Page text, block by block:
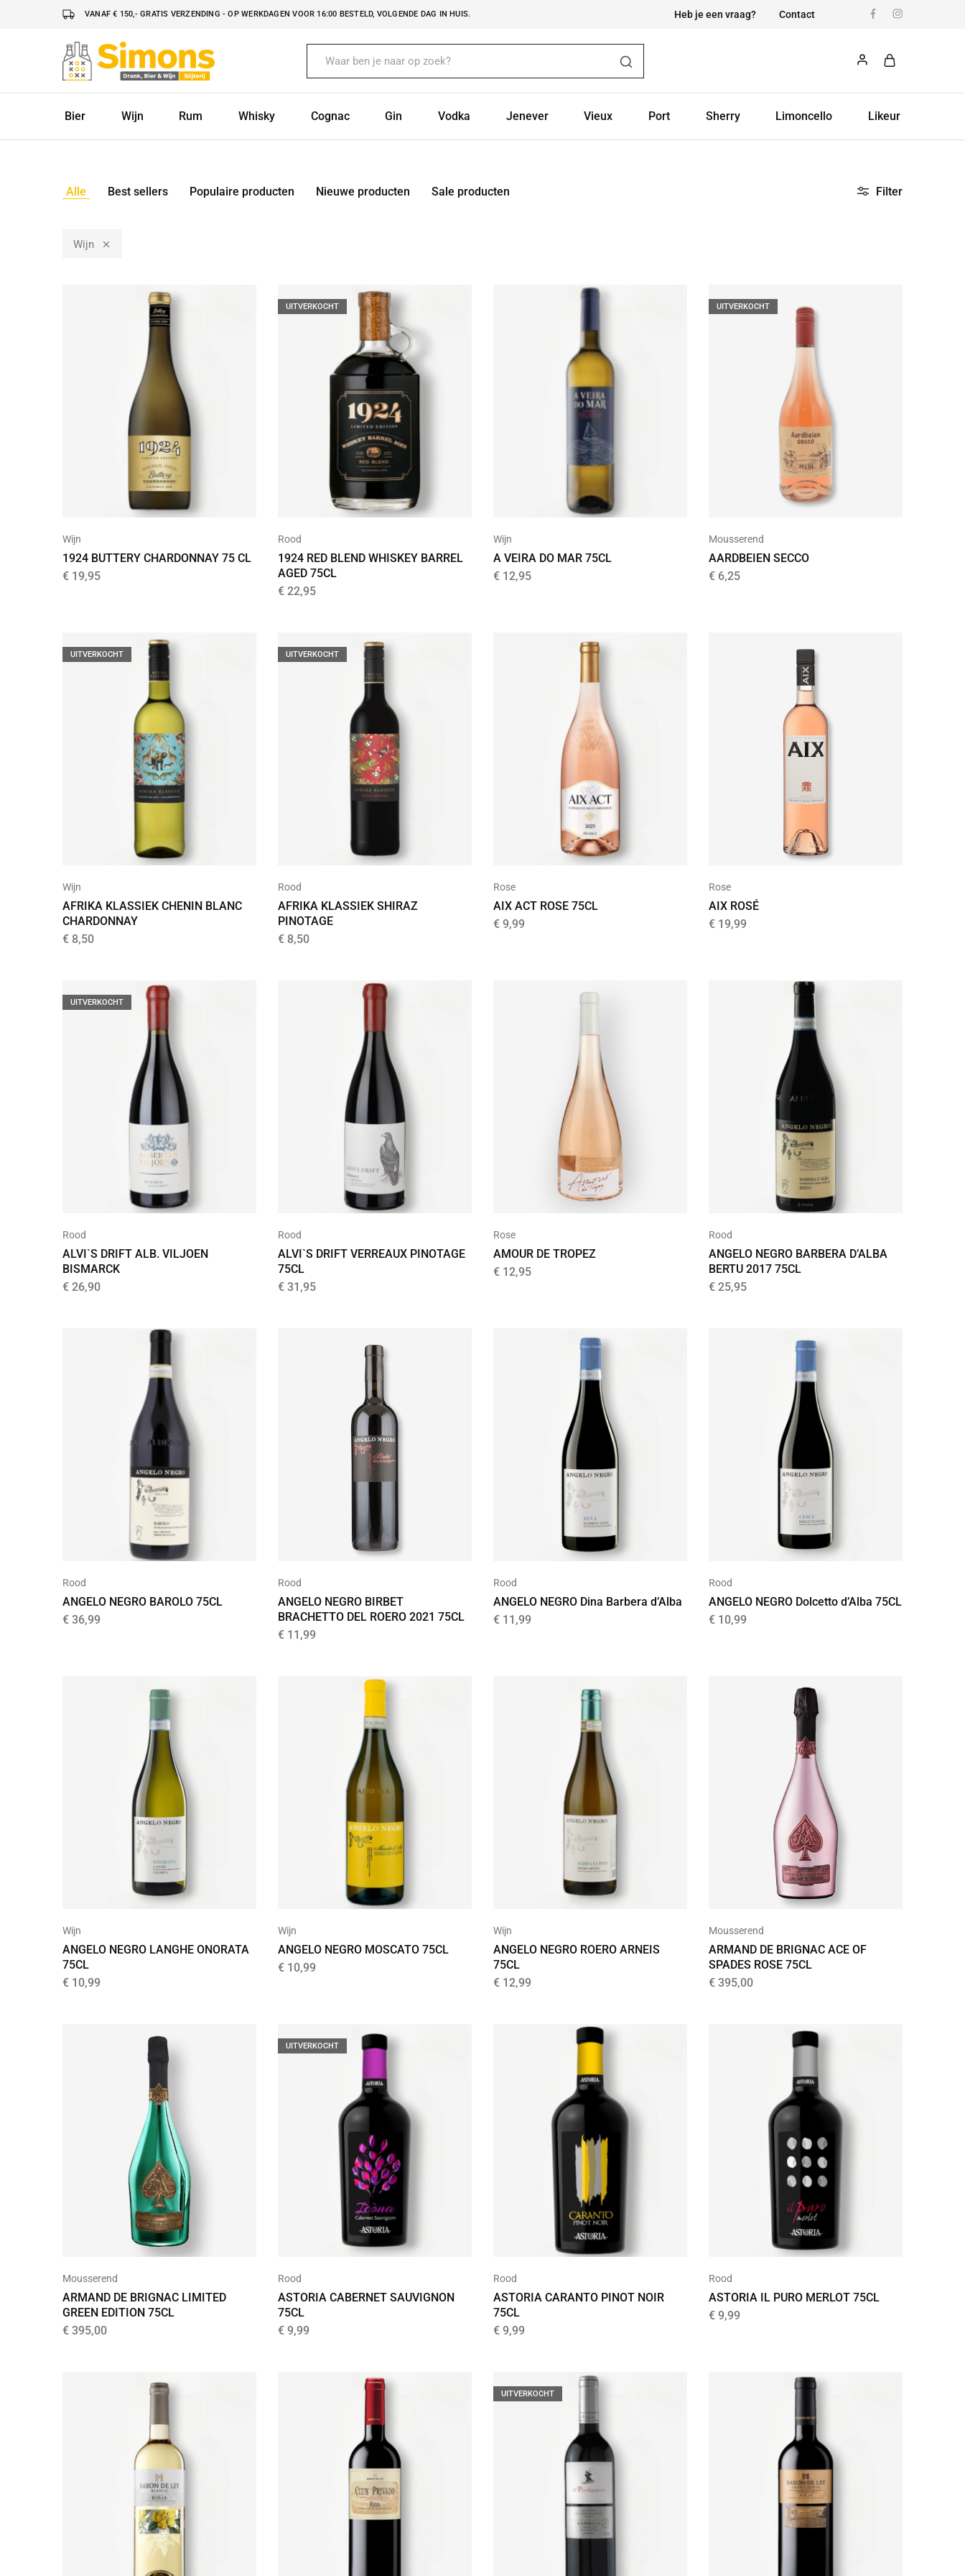
VANAF € 150,- GRATIS VERZENDING - OP WERKDAGEN VOOR 16:00 BESTELD, VOLGENDE DAG IN HUIS. Heb je een vraag? Contact
Simonsdrank.nl
Drank,
Bier
Bier
Wijn Rum Whisky Cognac Gin Vodka Jenever Vieux Port Sherry Limoncello Likeur
Alle Best sellers Populaire producten Nieuwe producten Sale producten Filter
Wijn
Wijn
1924 BUTTERY CHARDONNAY 75 CL
€ 19,95
UITVERKOCHT
Rood
1924 RED BLEND WHISKEY BARREL
AGED 75CL
€ 22,95
Wijn
A VEIRA DO MAR 75CL
€ 12,95
UITVERKOCHT
Mousserend
AARDBEIEN SECCO
€ 6,25
UITVERKOCHT
Wijn
AFRIKA KLASSIEK CHENIN BLANC
CHARDONNAY
€ 8,50
UITVERKOCHT
Rood
AFRIKA KLASSIEK SHIRAZ
PINOTAGE
€ 8,50
Rose
AIX ACT ROSE 75CL
€ 9,99
Rose
AIX ROSÉ
€ 19,99
UITVERKOCHT
Rood
ALVI`S DRIFT ALB. VILJOEN
BISMARCK
€ 26,90
Rood
ALVI`S DRIFT VERREAUX PINOTAGE
75CL
€ 31,95
Rose
AMOUR DE TROPEZ
€ 12,95
Rood
ANGELO NEGRO BARBERA D’ALBA
BERTU 2017 75CL
€ 25,95
Rood
ANGELO NEGRO BAROLO 75CL
€ 36,99
Rood
ANGELO NEGRO BIRBET
BRACHETTO DEL ROERO 2021 75CL
€ 11,99
Rood
ANGELO NEGRO Dina Barbera d’Alba
€ 11,99
Rood
ANGELO NEGRO Dolcetto d’Alba 75CL
€ 10,99
Wijn
ANGELO NEGRO LANGHE ONORATA
75CL
€ 10,99
Wijn
ANGELO NEGRO MOSCATO 75CL
€ 10,99
Wijn
ANGELO NEGRO ROERO ARNEIS
75CL
€ 12,99
Mousserend
ARMAND DE BRIGNAC ACE OF
SPADES ROSE 75CL
€ 395,00
Mousserend
ARMAND DE BRIGNAC LIMITED
GREEN EDITION 75CL
€ 395,00
UITVERKOCHT
Rood
ASTORIA CABERNET SAUVIGNON
75CL
€ 9,99
Rood
ASTORIA CARANTO PINOT NOIR
75CL
€ 9,99
Rood
ASTORIA IL PURO MERLOT 75CL
€ 9,99
UITVERKOCHT